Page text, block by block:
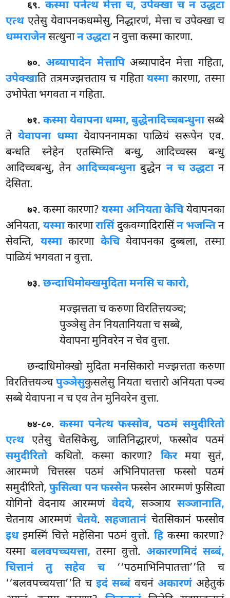
६९.कस्मा पनेत्थ मेत्ता च, उपेक्खा च न उद्धटा
एत्थएतेसु येवापनकधम्मेसु, निद्धारणं, मेत्ता च उपेक्खा च
धम्मराजेनसत्थुनान उद्धटान वुत्ता कस्मा कारणा.
७०.अब्यापादेन मेत्तापिअब्यापादेन मेत्ता गहिता,
उपेक्खाति तत्रमज्झत्तताय च गहिता यस्माकारणा, तस्मा
उभोपेता भगवता न गहिता.
७१.कस्मा येवापना धम्मा, बुद्धेनादिच्चबन्धुनासब्बे
तेयेवापना धम्मायेवापननामका पाळियं सरूपेन एव.
बन्धति स्नेहेन एतस्मिन्ति बन्धु, आदिच्चस्स बन्धु
आदिच्चबन्धु, तेनआदिच्चबन्धुनाबुद्धेन न च उद्धटान
देसिता.
७२. कस्माकारणा?यस्मा अनियता केचियेवापनका
अनियता,यस्माकारणारासिंदुकवग्गादिरासिंन भजन्तिन
सेवन्ति, यस्माकारणा केचियेवापनका दुब्बला, तस्मा
पाळियं भगवता न वुत्ता.
७३.छन्दाधिमोक्खमुदिता मनसि च कारो,
मज्झत्तता च करुणा विरतित्तयञ्च;
पुञ्ञेसु तेन नियतानियता च सब्बे,
येवापना मुनिवरेन न चेव वुत्ता.
छन्दाधिमोक्खो मुदिता मनसिकारो मज्झत्तता करुणा
विरतित्तयञ्चपुञ्ञेसुकुसलेसु नियता चत्तारो अनियता पञ्च
सब्बे येवापना न च एव तेन मुनिवरेन वुत्ता.
७४-८०. कस्मा पनेत्थ फस्सोव, पठमं समुदीरितो
एत्थएतेसु चेतसिकेसु, जातिनिद्धारणं, फस्सोव पठमं
समुदीरितोकथितो. कस्मा कारणा? किरमया सुतं,
आरम्मणे चित्तस्स पठमं अभिनिपातत्ता फस्सो पठमं
समुदीरितो,फुसित्वा पन फस्सेनफस्सेन आरम्मणं फुसित्वा
योगिनो वेदनाय आरम्मणं वेदये, सञ्ञाय सञ्जानाति,
चेतनाय आरम्मणं चेतये.सहजातानंचेतसिकानं फस्सोव
इधइमस्मिं चित्ते महेसिना पठमं वुत्तो. हिकस्मा कारणा?
यस्माबलवपच्चयत्ता, तस्मा वुत्तो. अकारणमिदं सब्बं,
चित्तानं तु सहेव च‘‘पठमाभिनिपातत्ता’’ति च
‘‘बलवपच्चयत्ता’’ति चइदं सब्बंवचनं अकारणंअहेतुकं